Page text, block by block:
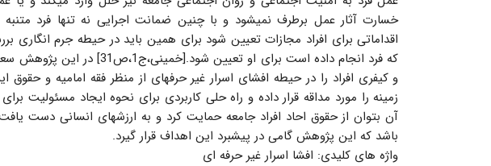
خسارت آثار عمل برطرف نمیشود و با چنین ضمانت اجرایی نه تنها فرد
اقداماتی برای افراد مجازات تعیین شود برای همین باید در حیطه جرم انگاری
که فرد انجام داده است برای او
و کیفری افراد را در حیطه افشای اسرار غیر حرفهای از منظر فقه امامیه و حقوق
زمینه را مورد مداقه قرار داده و راه حلی کاربردی برای نحوه ایجاد مسئولیت برای
آن بتوان از حقوق احاد افراد جامعه حمایت کرد و به ارزشهای انسانی دست
باشد که این پژوهش گامی در پیشبرد این اهداف قرار گیرد.
واژه های کلیدی: افشا اسرار غیر حرفه ای